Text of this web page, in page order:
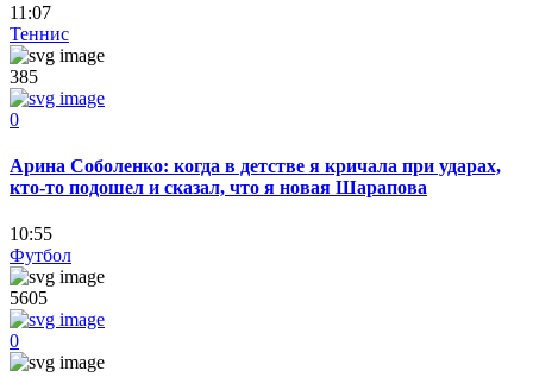
11:07
Теннис
385
0
Арина Соболенко: когда в детстве я кричала при ударах,
кто-то подошел и сказал, что я новая Шарапова
10:55
Футбол
5605
0